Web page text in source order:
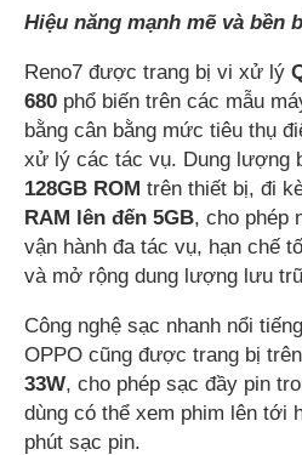
Hiệu năng mạnh mẽ và bền
Reno7 được trang bị vi xử lý
680 phổ biến trên các mẫu
bằng cân bằng mức tiêu thụ
xử lý các tác vụ. Dung lượng
128GB ROM trên thiết bị, đi
RAM lên đến 5GB, cho phép
vận hành đa tác vụ, hạn chế
và mở rộng dung lượng lưu
Công nghệ sạc nhanh nổi tiếng
OPPO cũng được trang bị
33W, cho phép sạc đầy pin
dùng có thể xem phim lên tới
phút sạc pin.